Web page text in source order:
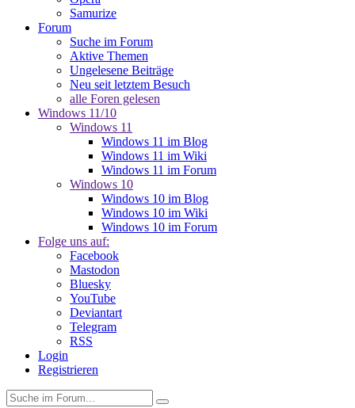
Samurize
Forum
Suche im Forum
Aktive Themen
Ungelesene Beiträge
Neu seit letztem Besuch
alle Foren gelesen
Windows 11/10
Windows 11
Windows 11 im Blog
Windows 11 im Wiki
Windows 11 im Forum
Windows 10
Windows 10 im Blog
Windows 10 im Wiki
Windows 10 im Forum
Folge uns auf:
Facebook
Mastodon
Bluesky
YouTube
Deviantart
Telegram
RSS
Login
Registrieren